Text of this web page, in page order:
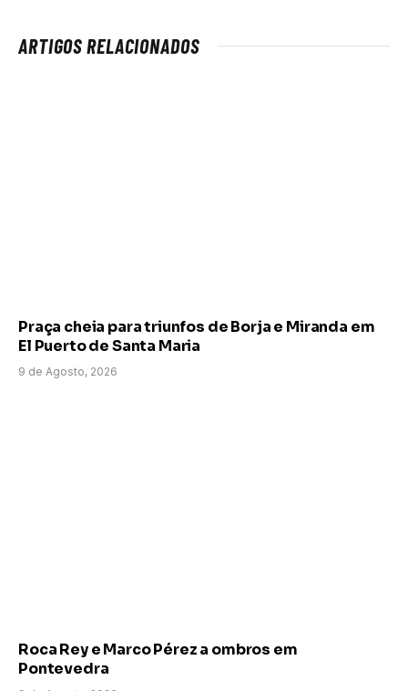
ARTIGOS RELACIONADOS
Praça cheia para triunfos de Borja e Miranda em
El Puerto de Santa Maria
9 de Agosto, 2026
Roca Rey e Marco Pérez a ombros em
Pontevedra